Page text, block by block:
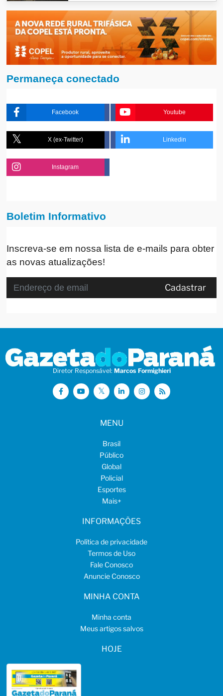
Permaneça conectado
Facebook Youtube
X (ex-Twitter) Linkedin
Instagram
Boletim Informativo
Inscreva-se em nossa lista de e-mails para obter
as novas atualizações!
Cadastrar
Diretor Responsável: Marcos Formighieri
MENU
Brasil
Público
Global
Policial
Esportes
Mais+
INFORMAÇÕES
Política de privacidade
Termos de Uso
Fale Conosco
Anuncie Conosco
MINHA CONTA
Minha conta
Meus artigos salvos
HOJE